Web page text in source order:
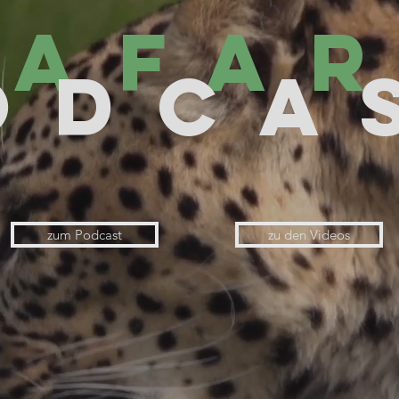
zum Podcast zu den Videos